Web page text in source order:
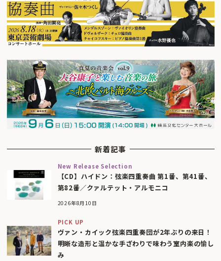
新着記事
New Release Selection
【CD】ハイドン：弦楽四重奏曲 第1番、第41番、
第82番／クァルテット・アルモニコ
2026年8月10日
PICK UP
ヴァン・カイック弦楽四重奏団が2年ぶりの来日！
明晰な造形と温かな手ざわりで味わう室内楽の愉し
み